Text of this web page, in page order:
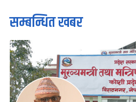
सम्बन्धित खबर